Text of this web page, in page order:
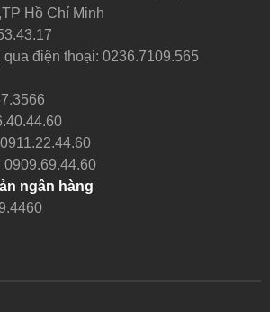
Hồ Chí Minh
qua điện thoại: 0236.7109.565
0911.22.44.60
0909.69.44.60
ngân hàng